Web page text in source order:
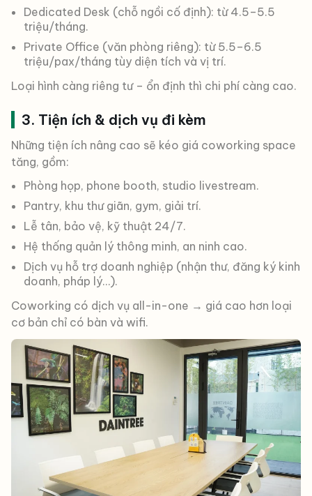
Dedicated Desk (chỗ ngồi cố định): từ 4.5–5.5
triệu/tháng.
Private Office (văn phòng riêng): từ 5.5–6.5
triệu/pax/tháng tùy diện tích và vị trí.
Loại hình càng riêng tư – ổn định thì chi phí càng cao.
3. Tiện ích & dịch vụ đi kèm
Những tiện ích nâng cao sẽ kéo giá coworking space
tăng, gồm:
Phòng họp, phone booth, studio livestream.
Pantry, khu thư giãn, gym, giải trí.
Lễ tân, bảo vệ, kỹ thuật 24/7.
Hệ thống quản lý thông minh, an ninh cao.
Dịch vụ hỗ trợ doanh nghiệp (nhận thư, đăng ký kinh
doanh, pháp lý…).
Coworking có dịch vụ all-in-one → giá cao hơn loại
cơ bản chỉ có bàn và wifi.